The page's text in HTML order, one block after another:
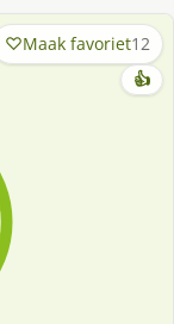
Maak favoriet12
👍